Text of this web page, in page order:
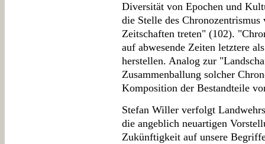
Diversität von Epochen und
die Stelle des
Zeitschaften treten" (102).
auf abwesende Zeiten letztere
herstellen. Analog zur
Zusammenballung solcher
Komposition der Bestandteile
Stefan Willer verfolgt
die angeblich neuartigen
Zukünftigkeit auf unsere